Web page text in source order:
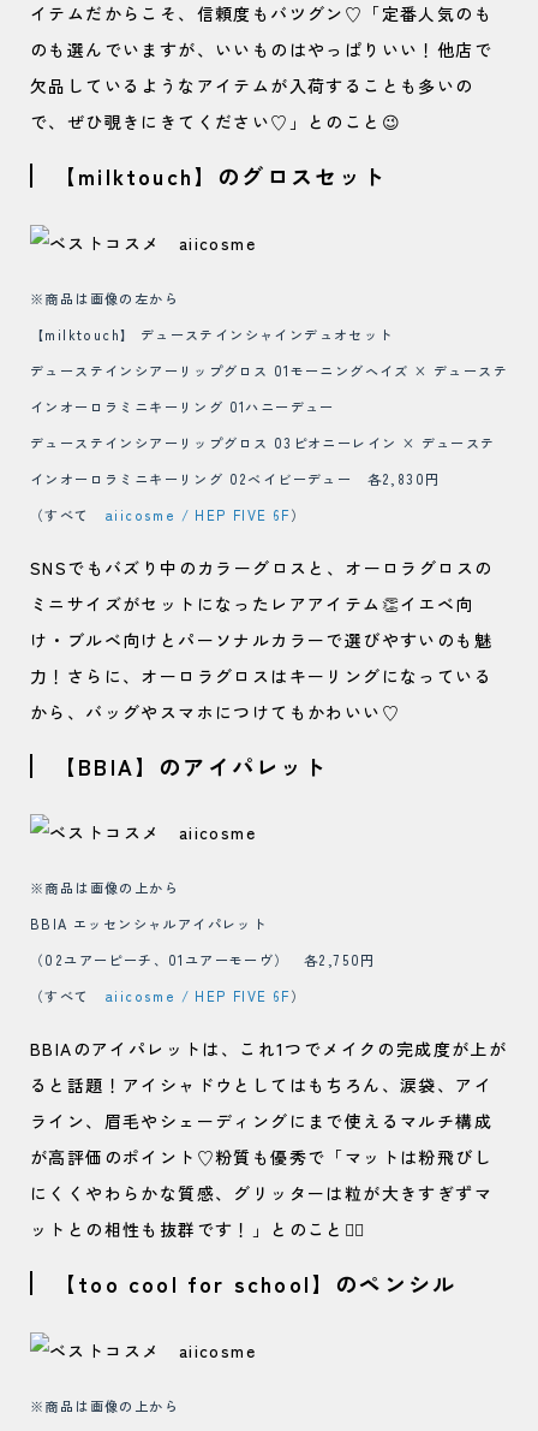
イテムだからこそ、信頼度もバツグン♡「定番人気のも
のも選んでいますが、いいものはやっぱりいい！他店で
欠品しているようなアイテムが入荷することも多いの
で、ぜひ覗きにきてください♡」とのこと😉
【milktouch】のグロスセット
※商品は画像の左から
【milktouch】 デューステインシャインデュオセット
デューステインシアーリップグロス 01モーニングヘイズ × デューステ
インオーロラミニキーリング 01ハニーデュー
デューステインシアーリップグロス 03ピオニーレイン × デューステ
インオーロラミニキーリング 02ベイビーデュー 各2,830円
（すべて aiicosme / HEP FIVE 6F）
SNSでもバズり中のカラーグロスと、オーロラグロスの
ミニサイズがセットになったレアアイテム👏イエベ向
け・ブルベ向けとパーソナルカラーで選びやすいのも魅
力！さらに、オーロラグロスはキーリングになっている
から、バッグやスマホにつけてもかわいい♡
【BBIA】のアイパレット
※商品は画像の上から
BBIA エッセンシャルアイパレット
（02ユアーピーチ、01ユアーモーヴ） 各2,750円
（すべて aiicosme / HEP FIVE 6F）
BBIAのアイパレットは、これ1つでメイクの完成度が上が
ると話題！アイシャドウとしてはもちろん、涙袋、アイ
ライン、眉毛やシェーディングにまで使えるマルチ構成
が高評価のポイント♡粉質も優秀で「マットは粉飛びし
にくくやわらかな質感、グリッターは粒が大きすぎずマ
ットとの相性も抜群です！」とのこと🙆‍♀️
【too cool for school】のペンシル
※商品は画像の上から